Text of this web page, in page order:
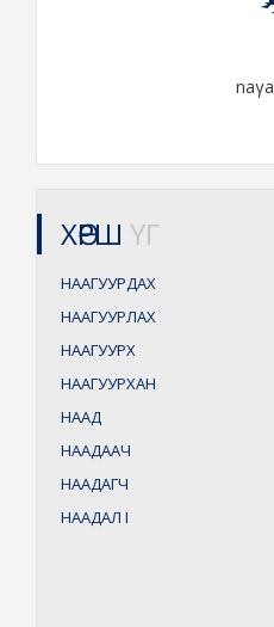
ХӨРШ ҮГ
НААГУУРДАХ
НААГУУРЛАХ
НААГУУРХ
НААГУУРХАН
НААД
НААДААЧ
НААДАГЧ
НААДАЛ I